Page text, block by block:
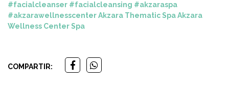
#facialcleanser #facialcleansing #akzaraspa
#akzarawellnesscenterAkzara Thematic SpaAkzara
Wellness Center Spa
COMPARTIR: